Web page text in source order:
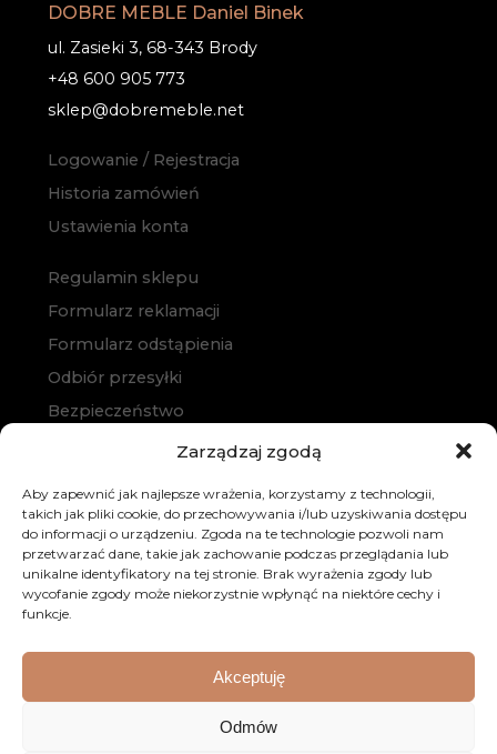
Zarządzaj zgodą
Aby zapewnić jak najlepsze wrażenia, korzystamy z technologii,
takich jak pliki cookie, do przechowywania i/lub uzyskiwania dostępu
do informacji o urządzeniu. Zgoda na te technologie pozwoli nam
przetwarzać dane, takie jak zachowanie podczas przeglądania lub
unikalne identyfikatory na tej stronie. Brak wyrażenia zgody lub
wycofanie zgody może niekorzystnie wpłynąć na niektóre cechy i
funkcje.
Akceptuję
Odmów
DOBRE MEBLE Daniel Binek
ul. Zasieki 3, 68-343 Brody
+48 600 905 773
sklep@dobremeble.net
Logowanie / Rejestracja
Historia zamówień
Ustawienia konta
Regulamin sklepu
Formularz reklamacji
Formularz odstąpienia
Odbiór przesyłki
Bezpieczeństwo
Polityka prywatności
Zakup na raty
Kontakt
© 2026 Dobre Meble. Wszystkie prawa zastrzeżone.